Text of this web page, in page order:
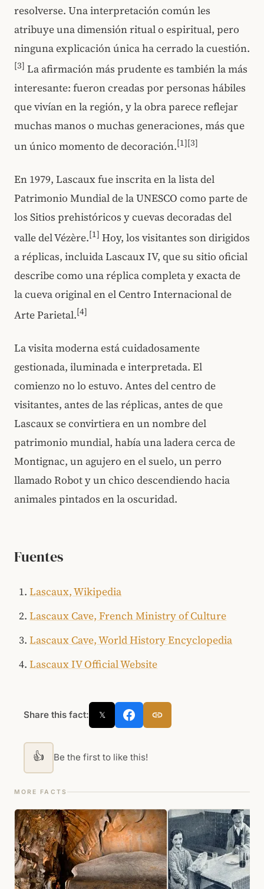
resolverse. Una interpretación común les
atribuye una dimensión ritual o espiritual, pero
ninguna explicación única ha cerrado la cuestión.
[3] La afirmación más prudente es también la más
interesante: fueron creadas por personas hábiles
que vivían en la región, y la obra parece reflejar
muchas manos o muchas generaciones, más que
un único momento de decoración.[1][3]
En 1979, Lascaux fue inscrita en la lista del
Patrimonio Mundial de la UNESCO como parte de
los Sitios prehistóricos y cuevas decoradas del
valle del Vézère.[1] Hoy, los visitantes son dirigidos
a réplicas, incluida Lascaux IV, que su sitio oficial
describe como una réplica completa y exacta de
la cueva original en el Centro Internacional de
Arte Parietal.[4]
La visita moderna está cuidadosamente
gestionada, iluminada e interpretada. El
comienzo no lo estuvo. Antes del centro de
visitantes, antes de las réplicas, antes de que
Lascaux se convirtiera en un nombre del
patrimonio mundial, había una ladera cerca de
Montignac, un agujero en el suelo, un perro
llamado Robot y un chico descendiendo hacia
animales pintados en la oscuridad.
Fuentes
Lascaux, Wikipedia
Lascaux Cave, French Ministry of Culture
Lascaux Cave, World History Encyclopedia
Lascaux IV Official Website
Share this fact: 𝕏
👍 Be the first to like this!
MORE FACTS